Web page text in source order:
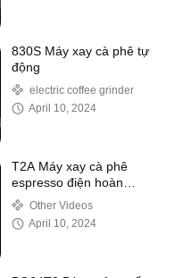
830S Máy xay cà phê tự
động
electric coffee grinder
April 10, 2024
T2A Máy xay cà phê
espresso điện hoàn
toàn tự động cho quán
cà phê
Other Videos
April 10, 2024